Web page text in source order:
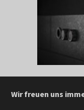
Wir freuen uns